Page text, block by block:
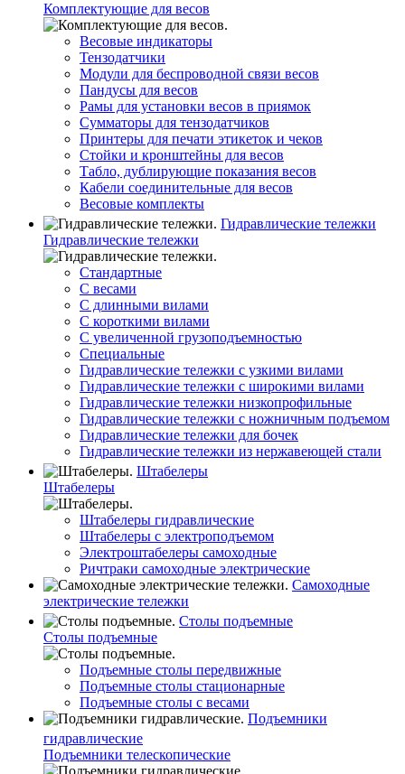
Комплектующие для весов
Весовые индикаторы
Тензодатчики
Модули для беспроводной связи весов
Пандусы для весов
Рамы для установки весов в приямок
Сумматоры для тензодатчиков
Принтеры для печати этикеток и чеков
Стойки и кронштейны для весов
Табло, дублирующие показания весов
Кабели соединительные для весов
Весовые комплекты
Гидравлические тележки
Гидравлические тележки
Стандартные
С весами
С длинными вилами
С короткими вилами
С увеличенной грузоподъемностью
Специальные
Гидравлические тележки с узкими вилами
Гидравлические тележки с широкими вилами
Гидравлические тележки низкопрофильные
Гидравлические тележки с ножничным подъемом
Гидравлические тележки для бочек
Гидравлические тележки из нержавеющей стали
Штабелеры
Штабелеры
Штабелеры гидравлические
Штабелеры с электроподъемом
Электроштабелеры самоходные
Ричтраки самоходные электрические
Самоходные
электрические тележки
Столы подъемные
Столы подъемные
Подъемные столы передвижные
Подъемные столы стационарные
Подъемные столы с весами
Подъемники
гидравлические
Подъемники телескопические